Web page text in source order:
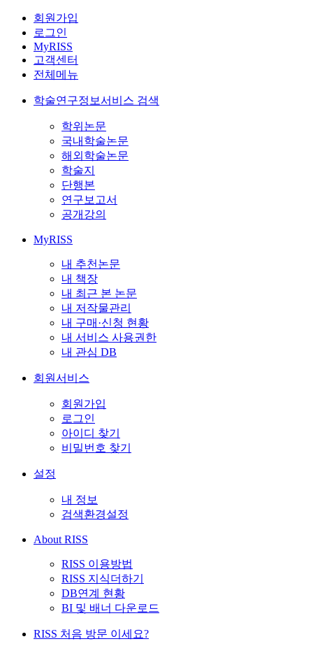
회원가입
로그인
MyRISS
고객센터
전체메뉴
학술연구정보서비스 검색
학위논문
국내학술논문
해외학술논문
학술지
단행본
연구보고서
공개강의
MyRISS
내 추천논문
내 책장
내 최근 본 논문
내 저작물관리
내 구매·신청 현황
내 서비스 사용권한
내 관심 DB
회원서비스
회원가입
로그인
아이디 찾기
비밀번호 찾기
설정
내 정보
검색환경설정
About RISS
RISS 이용방법
RISS 지식더하기
DB연계 현황
BI 및 배너 다운로드
RISS 처음 방문 이세요?